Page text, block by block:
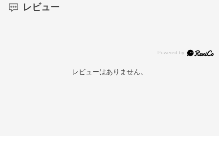
レビュー
レビューはありません。